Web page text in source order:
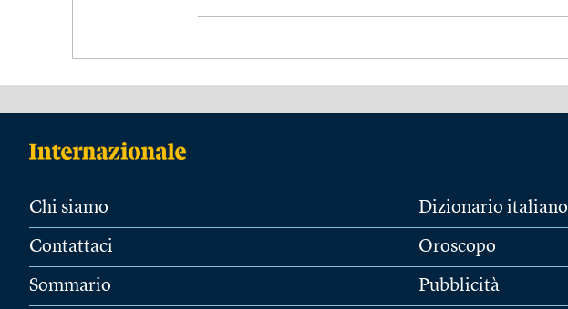
Chi siamo
Contattaci
Sommario
Dizionario italiano
Oroscopo
Pubblicità